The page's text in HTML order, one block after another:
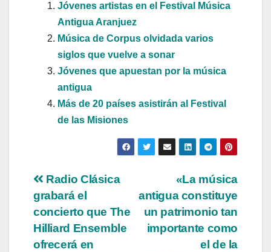
Jóvenes artistas en el Festival Música
Antigua Aranjuez
Música de Corpus olvidada varios
siglos que vuelve a sonar
Jóvenes que apuestan por la música
antigua
Más de 20 países asistirán al Festival
de las Misiones
Navegación
de
entradas
«La música
antigua constituye
un patrimonio tan
importante como
el de la
Radio Clásica
grabará el
concierto que The
Hilliard Ensemble
ofrecerá en